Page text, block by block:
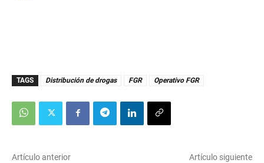
TAGS Distribución de drogas FGR Operativo FGR
Artículo anterior Artículo siguiente